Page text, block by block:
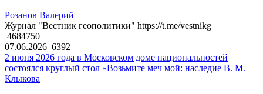
Розанов Валерий
Журнал "Вестник геополитики" https://t.me/vestnikg
4684750
07.06.2026 6392
2 июня 2026 года в Московском доме национальностей
состоялся круглый стол «Возьмите меч мой: наследие В. М.
Клыкова